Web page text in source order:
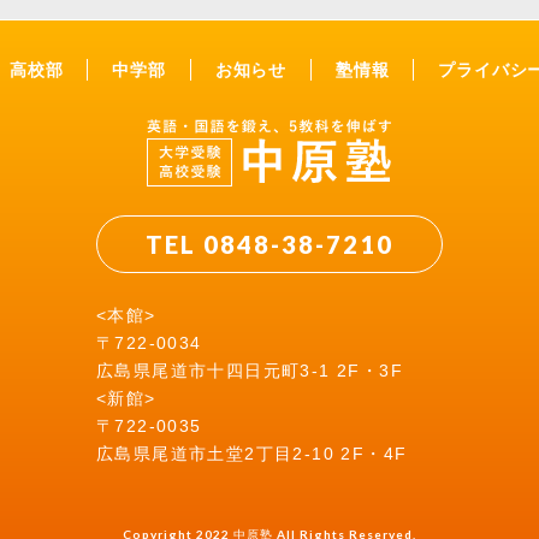
高校部 中学部 お知らせ 塾情報 プライバシ
TEL 0848-38-7210
<本館>
〒722-0034
広島県尾道市十四日元町3-1 2F・3F
<新館>
〒722-0035
広島県尾道市土堂2丁目2-10 2F・4F
Copyright 2022 中原塾 All Rights Reserved.